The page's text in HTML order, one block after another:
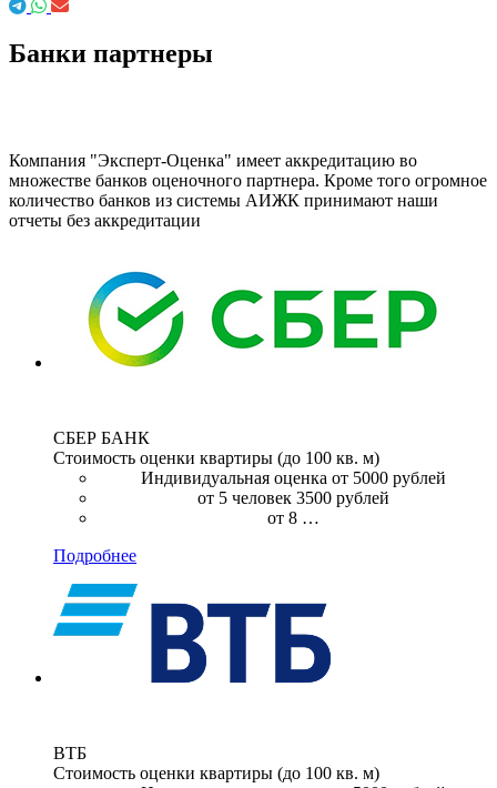
Банки партнеры
Компания "Эксперт-Оценка" имеет аккредитацию во
множестве банков оценочного партнера. Кроме того огромное
количество банков из системы АИЖК принимают наши
отчеты без аккредитации
СБЕР БАНК
Стоимость оценки квартиры (до 100 кв. м)
Индивидуальная оценка от 5000 рублей
от 5 человек 3500 рублей
от 8 …
Подробнее
ВТБ
Стоимость оценки квартиры (до 100 кв. м)